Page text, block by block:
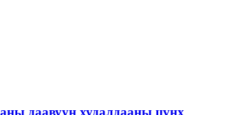
даавуун худалдааны цүнх